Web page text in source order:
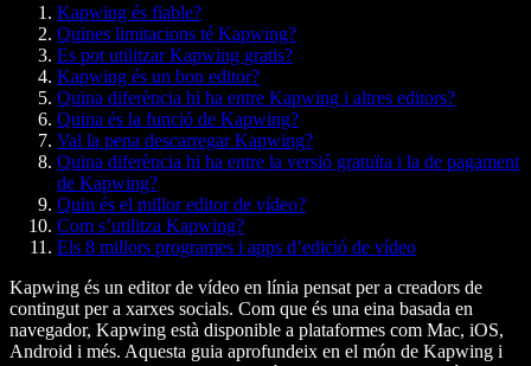
Kapwing és fiable?
Quines limitacions té Kapwing?
Es pot utilitzar Kapwing gratis?
Kapwing és un bon editor?
Quina diferència hi ha entre Kapwing i altres editors?
Quina és la funció de Kapwing?
Val la pena descarregar Kapwing?
Quina diferència hi ha entre la versió gratuïta i la de pagament
de Kapwing?
Quin és el millor editor de vídeo?
Com s’utilitza Kapwing?
Els 8 millors programes i apps d’edició de vídeo
Kapwing és un editor de vídeo en línia pensat per a creadors de
contingut per a xarxes socials. Com que és una eina basada en
navegador, Kapwing està disponible a plataformes com Mac, iOS,
Android i més. Aquesta guia aprofundeix en el món de Kapwing i